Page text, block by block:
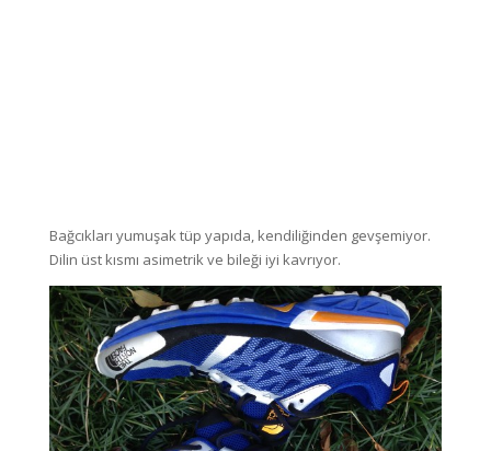
Bağcıkları yumuşak tüp yapıda, kendiliğinden gevşemiyor.
Dilin üst kısmı asimetrik ve bileği iyi kavrıyor.